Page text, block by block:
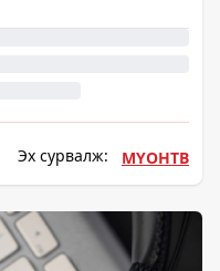
Эх сурвалж: МҮОНТВ